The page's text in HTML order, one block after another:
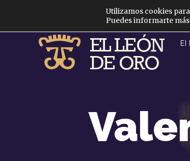
El
Utilizamos cookies
Puedes informarte